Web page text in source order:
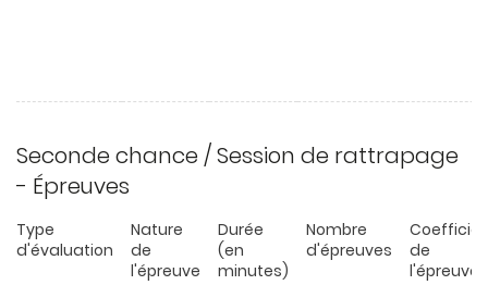
Seconde chance / Session de rattrapage
- Épreuves
Type
d'évaluation
Nature
de
l'épreuve
Durée
(en
minutes)
Nombre
d'épreuves
de
l'épreuve